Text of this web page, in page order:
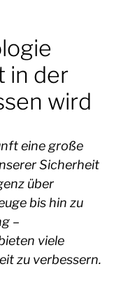
in der
wird
eine große
Sicherheit
über
bis hin zu
–
viele
zu verbessern.